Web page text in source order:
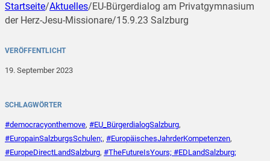
Startseite/Aktuelles/EU-Bürgerdialog am Privatgymnasium
der Herz-Jesu-Missionare/15.9.23 Salzburg
VERÖFFENTLICHT
19. September 2023
SCHLAGWÖRTER
#democracyonthemove, #EU_BürgerdialogSalzburg,
#EuropainSalzburgsSchulen;, #EuropäischesJahrderKompetenzen,
#EuropeDirectLandSalzburg, #TheFutureIsYours; #EDLandSalzburg;